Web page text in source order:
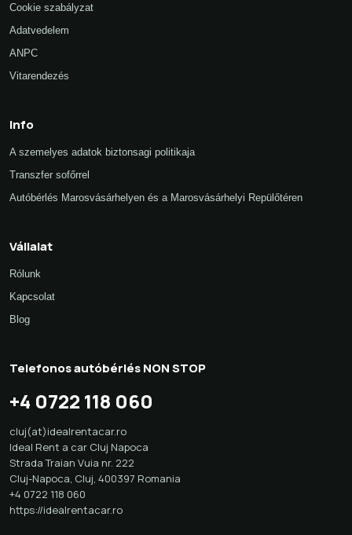
Cookie szabályzat
Adatvedelem
ANPC
Vitarendezés
Info
A szemelyes adatok biztonsagi politikaja
Transzfer sofőrrel
Autóbérlés Marosvásárhelyen és a Marosvásárhelyi Repülőtéren
Vállalat
Rólunk
Kapcsolat
Blog
Telefonos autóbérlés NON STOP
+4 0722 118 060
cluj(at)idealrentacar.ro
Ideal Rent a car Cluj Napoca
Strada Traian Vuia nr. 222
Cluj-Napoca Cluj 400397 Romania
+4 0722 118 060
https://idealrentacar.ro